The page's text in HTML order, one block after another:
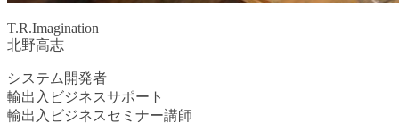
T.R.Imagination
北野高志
システム開発者
輸出入ビジネスサポート
輸出入ビジネスセミナー講師